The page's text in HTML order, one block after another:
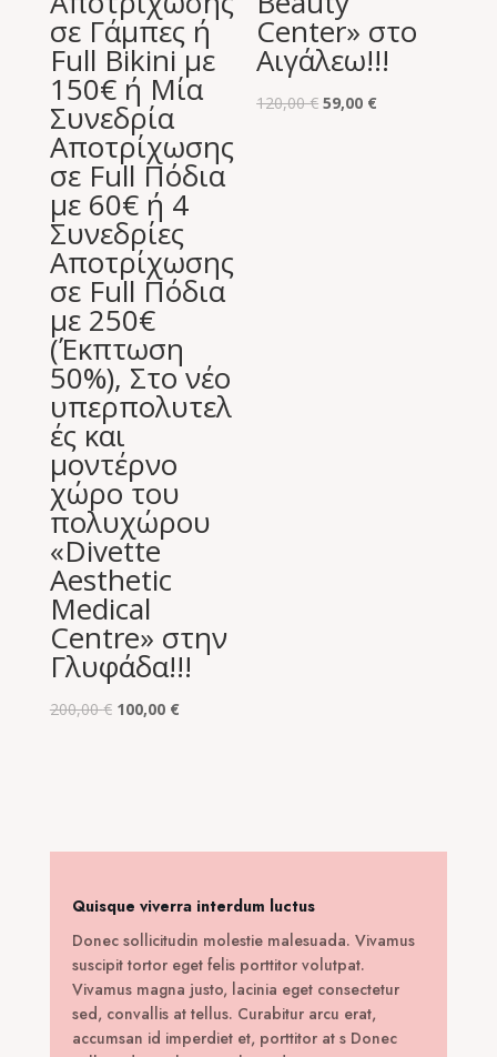
σε Γάμπες ή
Full Bikini με
150€ ή Μία
Συνεδρία
Αποτρίχωσης
σε Full Πόδια
με 60€ ή 4
Συνεδρίες
Αποτρίχωσης
σε Full Πόδια
με 250€
(Έκπτωση
50%), Στο νέο
υπερπολυτελ
ές και
μοντέρνο
χώρο του
πολυχώρου
«Divette
Aesthetic
Medical
Centre» στην
Γλυφάδα!!!
200,00€ Original
100,00 €Η
Center» στο
Αιγάλεω!!!
120,00€ Original
59,00 €
Quisque viverra interdum luctus
Donec sollicitudin molestie malesuada. Vivamus
suscipit tortor eget felis porttitor volutpat.
Vivamus magna justo, lacinia eget consectetur
sed, convallis at tellus. Curabitur arcu erat,
accumsan id imperdiet et, porttitor at s Donec